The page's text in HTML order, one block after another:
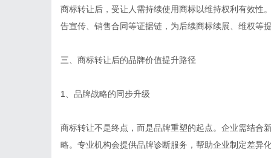
商标转让后，受让人需持续使用商标以维持权利有效性
告宣传、销售合同等证据链，为后续商标续展、维权等
三、商标转让后的品牌价值提升路径
1、品牌战略的同步升级
商标转让不是终点，而是品牌重塑的起点。企业需结合
略。专业机构会提供品牌诊断服务，帮助企业制定差异